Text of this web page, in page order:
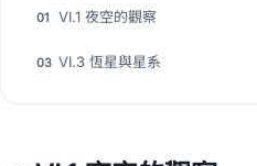
01 VI.1 夜空的觀察
03 VI.3 恆星與星系